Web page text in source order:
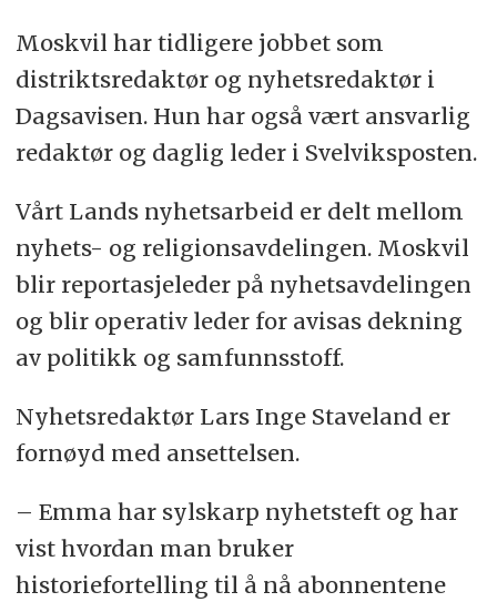
Moskvil har tidligere jobbet som
distriktsredaktør og nyhetsredaktør i
Dagsavisen. Hun har også vært ansvarlig
redaktør og daglig leder i Svelviksposten.
Vårt Lands nyhetsarbeid er delt mellom
nyhets- og religionsavdelingen. Moskvil
blir reportasjeleder på nyhetsavdelingen
og blir operativ leder for avisas dekning
av politikk og samfunnsstoff.
Nyhetsredaktør Lars Inge Staveland er
fornøyd med ansettelsen.
– Emma har sylskarp nyhetsteft og har
vist hvordan man bruker
historiefortelling til å nå abonnentene